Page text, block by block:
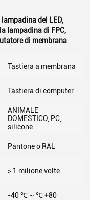
del LED,
lampadina di FPC,
di membrana
Tastiera a membrana
Tastiera di computer
ANIMALE
DOMESTICO, PC,
silicone
Pantone o RAL
> 1 milione volte
-40 ℃ ~ ℃ +80